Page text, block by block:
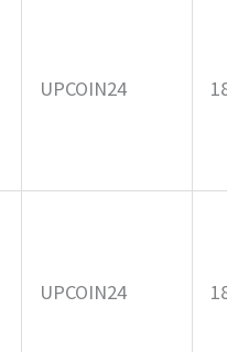
UPCOIN24
UPCOIN24